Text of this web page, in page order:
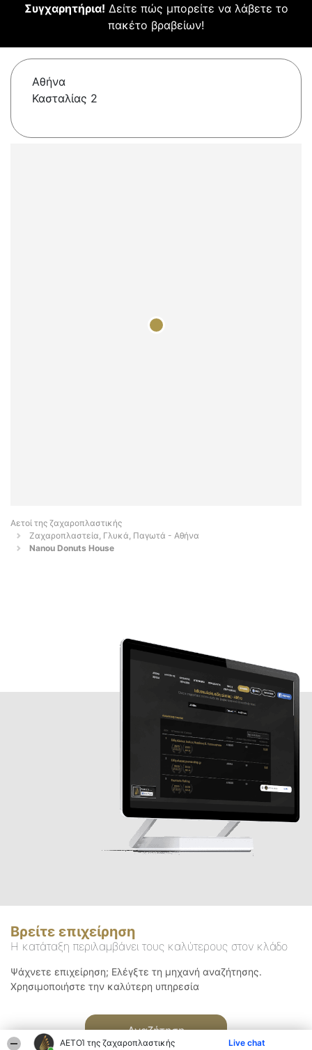
ΑΕΤΟΊ της ζαχαροπλαστικής Live chat
Συγχαρητήρια! Δείτε πώς μπορείτε να λάβετε το
πακέτο βραβείων!
Αθήνα
Κασταλίας 2
Αετοί της ζαχαροπλαστικής
Ζαχαροπλαστεία, Γλυκά, Παγωτά - Αθήνα
Nanou Donuts House
Βρείτε επιχείρηση
Η κατάταξη περιλαμβάνει τους καλύτερους στον κλάδο
Ψάχνετε επιχείρηση; Ελέγξτε τη μηχανή αναζήτησης.
Χρησιμοποιήστε την καλύτερη υπηρεσία
Αναζήτηση